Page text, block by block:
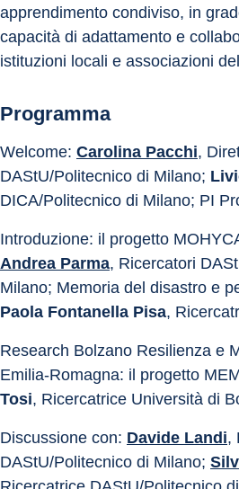
apprendimento condiviso, in
capacità di adattamento e
istituzioni locali e associazioni
Programma
Welcome: Carolina Pacchi,
DAStU/Politecnico di Milano;
DICA/Politecnico di Milano; PI
Introduzione: il progetto
Andrea Parma, Ricercatori
Milano; Memoria del disastro e
Paola Fontanella Pisa,
Research Bolzano Resilienza e
Emilia-Romagna: il progetto
Tosi, Ricercatrice Università di
Discussione con: Davide Landi,
DAStU/Politecnico di Milano;